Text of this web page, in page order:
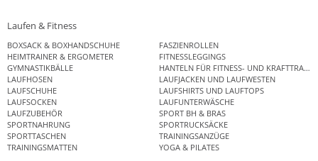
Laufen & Fitness
BOXSACK & BOXHANDSCHUHE
FASZIENROLLEN
HEIMTRAINER & ERGOMETER
FITNESSLEGGINGS
GYMNASTIKBÄLLE
HANTELN FÜR FITNESS- UND
LAUFHOSEN
LAUFJACKEN UND LAUFWESTEN
LAUFSCHUHE
LAUFSHIRTS UND LAUFTOPS
LAUFSOCKEN
LAUFUNTERWÄSCHE
LAUFZUBEHÖR
SPORT BH & BRAS
SPORTNAHRUNG
SPORTRUCKSÄCKE
SPORTTASCHEN
TRAININGSANZÜGE
TRAININGSMATTEN
YOGA & PILATES